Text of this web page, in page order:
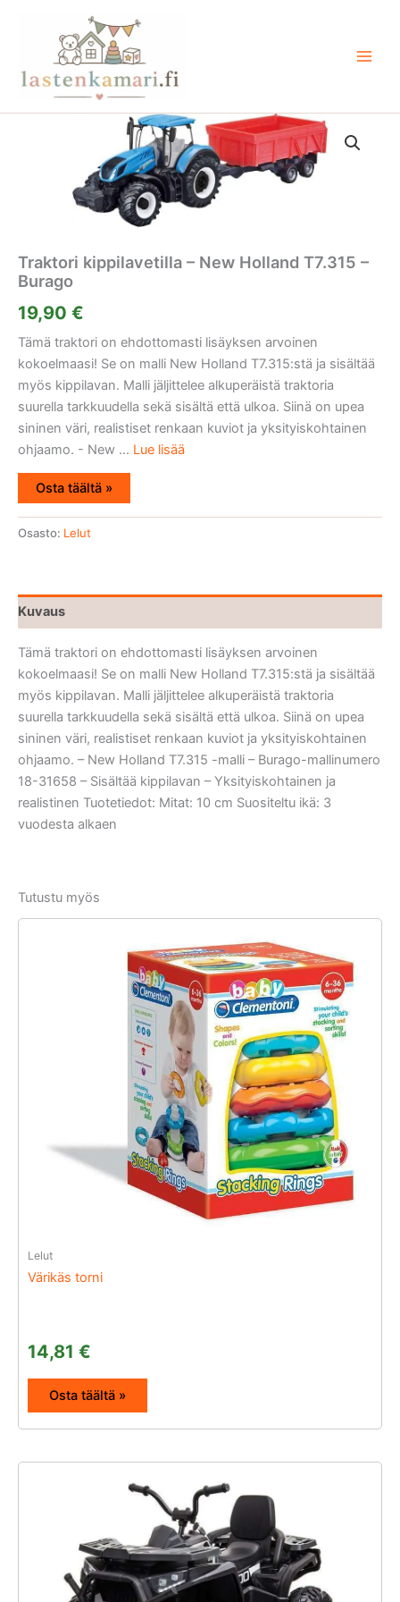
Traktori kippilavetilla – New Holland T7.315 –
Burago
19,90 €
Tämä traktori on ehdottomasti lisäyksen arvoinen
kokoelmaasi! Se on malli New Holland T7.315:stä ja sisältää
myös kippilavan. Malli jäljittelee alkuperäistä traktoria
suurella tarkkuudella sekä sisältä että ulkoa. Siinä on upea
sininen väri, realistiset renkaan kuviot ja yksityiskohtainen
ohjaamo. - New ... Lue lisää
Osta täältä »
Osasto: Lelut
Kuvaus
Tämä traktori on ehdottomasti lisäyksen arvoinen
kokoelmaasi! Se on malli New Holland T7.315:stä ja sisältää
myös kippilavan. Malli jäljittelee alkuperäistä traktoria
suurella tarkkuudella sekä sisältä että ulkoa. Siinä on upea
sininen väri, realistiset renkaan kuviot ja yksityiskohtainen
ohjaamo. – New Holland T7.315 -malli – Burago-mallinumero
18-31658 – Sisältää kippilavan – Yksityiskohtainen ja
realistinen Tuotetiedot: Mitat: 10 cm Suositeltu ikä: 3
vuodesta alkaen
Tutustu myös
Lelut
Värikäs torni
14,81 €
Osta täältä »